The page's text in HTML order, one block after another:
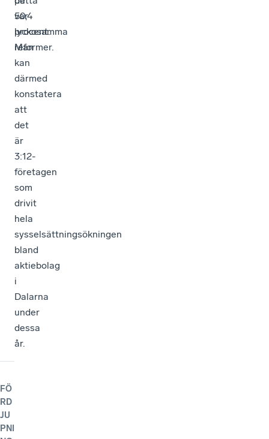
var
lyckosamma
reformer.
50,4
procent.
Man
kan
därmed
konstatera
att
det
är
3:12­-
företagen
som
drivit
hela
sysselsättningsökningen
bland
aktiebolag
i
Dalarna
under
dessa
år.
FÖ
RD
JU
PNI